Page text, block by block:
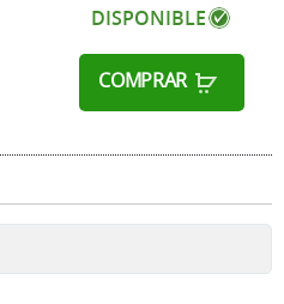
DISPONIBLE
COMPRAR